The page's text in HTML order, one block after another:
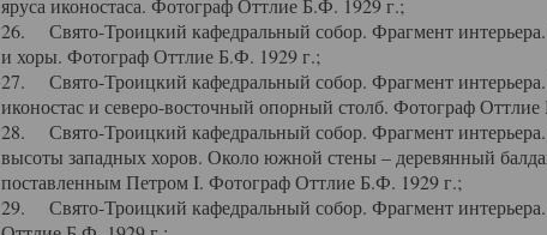
яруса иконостаса. Фотограф Оттлие Б.Ф. 1929 г.;
26. Свято-Троицкий кафедральный собор. Фрагмент
и хоры. Фотограф Оттлие Б.Ф. 1929 г.;
27. Свято-Троицкий кафедральный собор. Фрагмент
иконостас и северо-восточный опорный столб. Фотограф
28. Свято-Троицкий кафедральный собор. Фрагмент
высоты западных хоров. Около южной стены – деревянный
поставленным Петром I. Фотограф Оттлие Б.Ф. 1929 г.;
29. Свято-Троицкий кафедральный собор. Фрагмент